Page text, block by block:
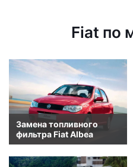
Fiat по
Замена топливного
фильтра Fiat Albea